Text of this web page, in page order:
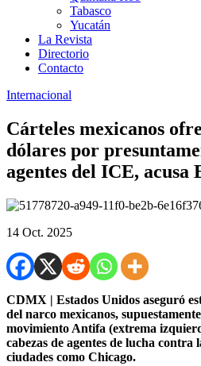
Tabasco
Yucatán
La Revista
Directorio
Contacto
Internacional
Cárteles mexicanos
dólares por
agentes del ICE, acusa
14 Oct. 2025
CDMX | Estados Unidos aseguró
del narco mexicanos,
movimiento Antifa (extrema
cabezas de agentes de lucha
ciudades como Chicago.